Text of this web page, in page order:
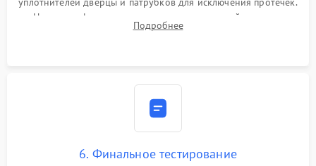
Надежная фиксация хомутов гидравлической системы,
сборка корпуса и установка датчика поплавка.
Подробнее
6. Финальное тестирование